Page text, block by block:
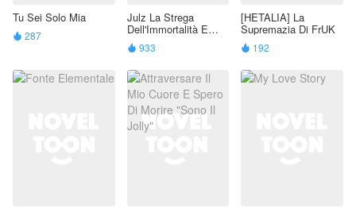
Tu Sei Solo Mia
 287
Julz La Strega
Dell'Immortalità E
Dell'Eterna
Giovinezza
 933
[HETALIA] La
Supremazia Di FrUK
 192